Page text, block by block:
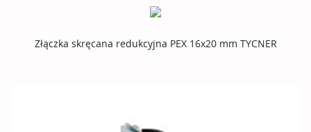
Złączka skręcana redukcyjna PEX 16x20 mm TYCNER